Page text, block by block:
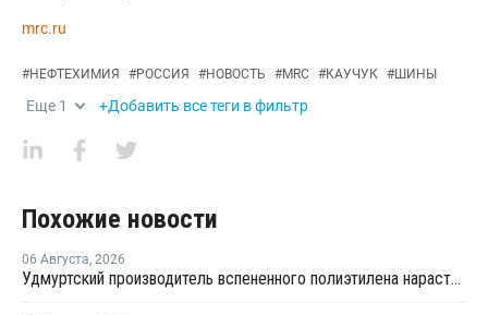
mrc.ru
#НЕФТЕХИМИЯ #РОССИЯ #НОВОСТЬ #MRC #КАУЧУК #ШИНЫ
Еще 1 +Добавить все теги в фильтр
Похожие новости
06 Августа, 2026
Удмуртский производитель вспененного полиэтилена нарастит выпуск на 15%